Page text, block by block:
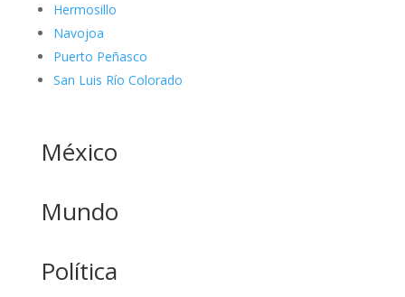
Hermosillo
Navojoa
Puerto Peñasco
San Luis Río Colorado
México
Mundo
Política